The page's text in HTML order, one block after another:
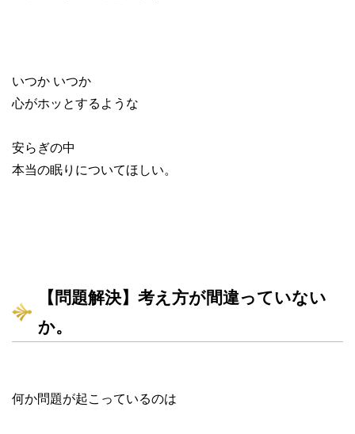
いつか いつか
心がホッとするような
安らぎの中
本当の眠りについてほしい。
【問題解決】考え方が間違っていない
か。
何か問題が起こっているのは